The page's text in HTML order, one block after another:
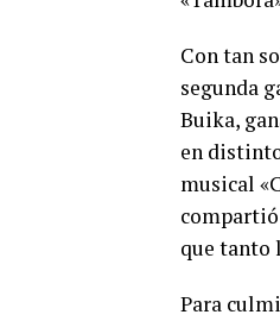
Con tan
segunda
Buika,
en
musical
que tanto
Para